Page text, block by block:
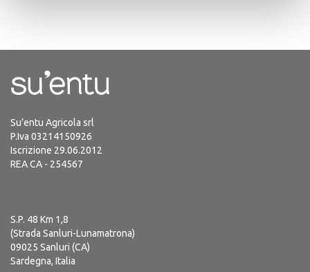
Su’entu Agricola srl
P.Iva 03214150926
Iscrizione 29.06.2012
REA CA - 254567
S.P. 48 Km 1,8
(Strada Sanluri-Lunamatrona)
09025 Sanluri (CA)
Sardegna, Italia